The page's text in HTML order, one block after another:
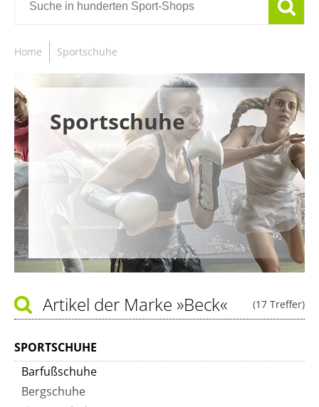
Home Sportschuhe
Sportschuhe
(17 Treffer)
Artikel der Marke »Beck«
SPORTSCHUHE
Barfußschuhe
Bergschuhe